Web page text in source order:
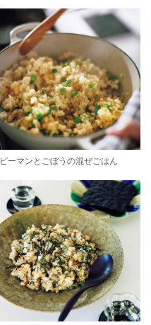
ピーマンとごぼうの混ぜごはん